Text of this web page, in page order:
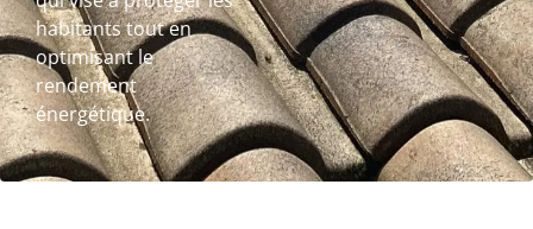
habitants tout en
optimisant le
rendement
énergétique.